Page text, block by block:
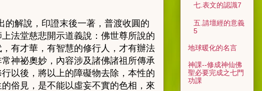
的解說， 印證末後一著，普渡收圓的
法堂慈悲開示道義說：佛世尊所說的
有才華，有智慧的修行人，才有辦法
神祕奧妙，內容涉及諸佛諸祖所傳承
以後，將以上的障礙物去除，本性的
俗見，是不能以虛妄不實的色相，來
七.表文的認識7
五.請壇經的意義
5
地球暖化的名言
神課--修成神仙佛
聖必要完成之七門
功課